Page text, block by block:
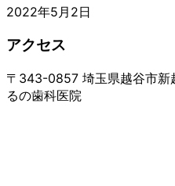
2022年5月2日
アクセス
〒343-0857 埼玉県越谷市新
るの歯科医院